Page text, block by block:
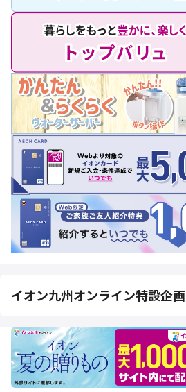
イオン九州オンライン特設企画